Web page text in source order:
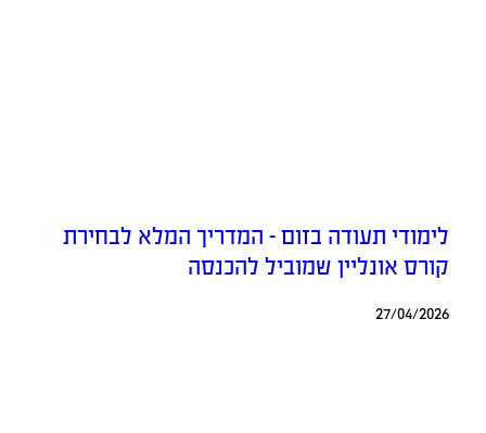
לימודי תעודה בזום – המדריך המלא לבחירת
קורס אונליין שמוביל להכנסה
27/04/2026